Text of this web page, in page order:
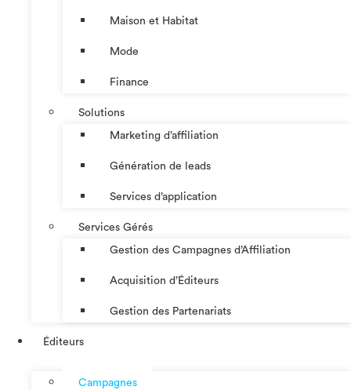
Maison et Habitat
Mode
Finance
Solutions
Marketing d’affiliation
Génération de leads
Services d’application
Services Gérés
Gestion des Campagnes d’Affiliation​
Acquisition d’Éditeurs
Gestion des Partenariats
Éditeurs
Campagnes